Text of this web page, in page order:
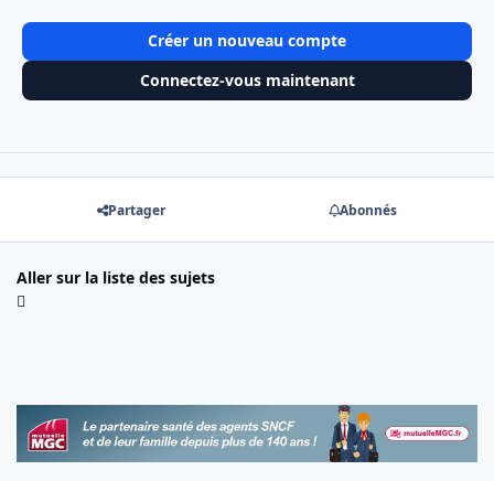
Créer un nouveau compte
Connectez-vous maintenant
Partager Abonnés
Aller sur la liste des sujets